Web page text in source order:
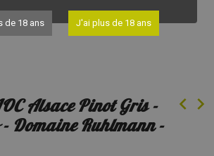
de 18 ans J'ai plus de 18 ans
Alsace Pinot Gris -
Domaine Ruhlmann -
chevron_left chevron_right